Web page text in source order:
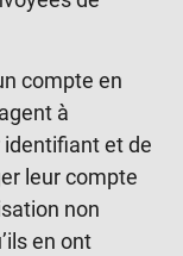
compte en
à
et de
leur compte
non
en ont